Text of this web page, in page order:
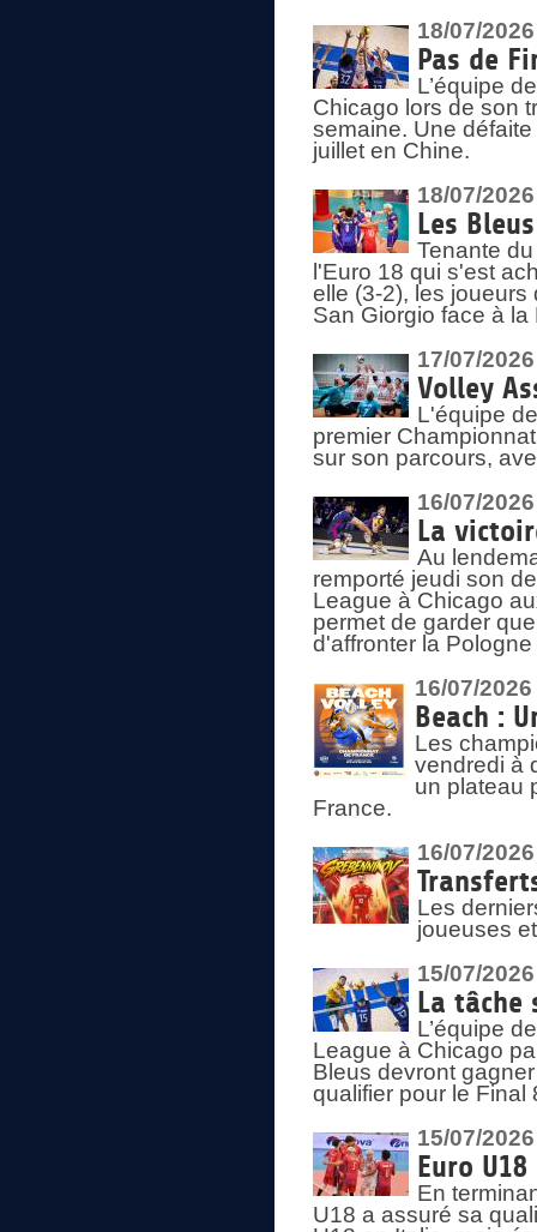
18/07/2026
Pas de
L’équipe
Chicago lors de son
semaine. Une
juillet en Chine.
18/07/2026
Les
Tenante
l'Euro 18 qui s'est
elle (3-2), les
San Giorgio face à la
17/07/2026
Volley
L'équipe
premier
sur son parcours,
16/07/2026
La
Au
remporté jeudi son
League à Chicago
permet de garder
d'affronter la
16/07/2026
Beach :
Les
vendredi à
un plateau
France.
16/07/2026
Les
joueuses
15/07/2026
La tâche
L’équipe
League à Chicago
Bleus devront
qualifier pour le Final
15/07/2026
Euro
En
U18 a assuré sa